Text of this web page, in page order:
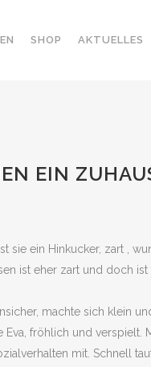
SHOP AKTUELLES
EIN
sie ein Hinkucker, zart ,
ist eher zart und doch ist
machte sich klein
fröhlich und verspielt.
mit. Schnell